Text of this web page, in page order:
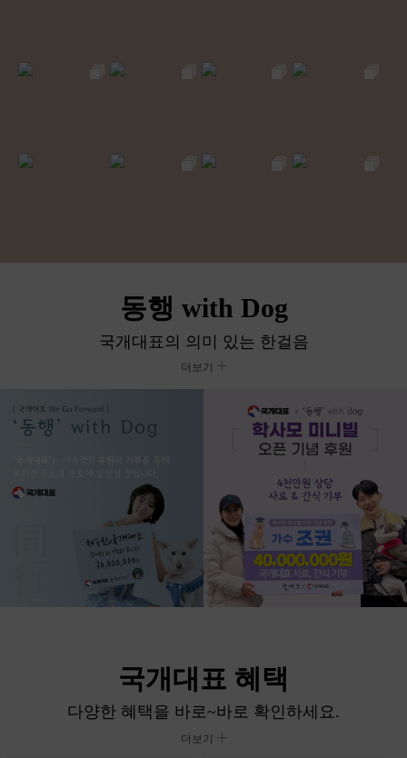
동행 with Dog
국개대표의 의미 있는 한걸음
더보기
국개대표 혜택
다양한 혜택을 바로~바로 확인하세요.
더보기